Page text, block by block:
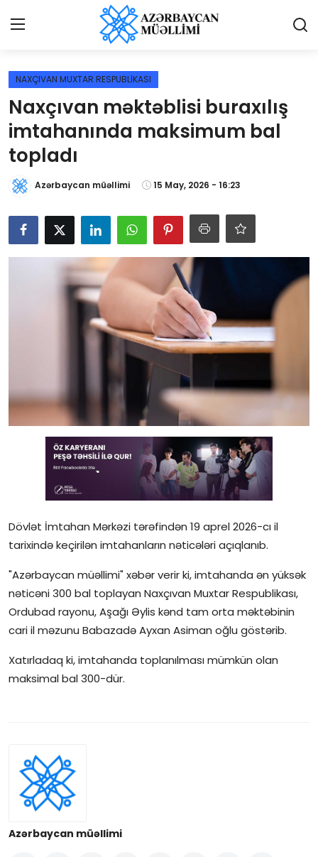
Giriş Qeydiyyat
Qəzetə elan ver
Əlaqə
Haqqımızda
Reklam və elan
Biz kimik?
Bütün xəbərlər
Müsahibə
Elm və innovasiya
Reportaj
Regionlar
Qəzetin PDF arxivi
İctimai şura
NAXÇIVAN MUXTAR RESPUBLİKASI
Naxçıvan məktəblisi buraxılış
imtahanında maksimum bal
topladı
Azərbaycan müəllimi 15 May, 2026 - 16:23
Dövlət İmtahan Mərkəzi tərəfindən 19 aprel 2026-cı il
tarixində keçirilən imtahanların nəticələri açıqlanıb.
"Azərbaycan müəllimi" xəbər verir ki, imtahanda ən yüksək
nəticəni 300 bal toplayan Naxçıvan Muxtar Respublikası,
Ordubad rayonu, Aşağı Əylis kənd tam orta məktəbinin
cari il məzunu Babazadə Ayxan Asiman oğlu göstərib.
Xatırladaq ki, imtahanda toplanılması mümkün olan
maksimal bal 300-dür.
Azərbaycan müəllimi